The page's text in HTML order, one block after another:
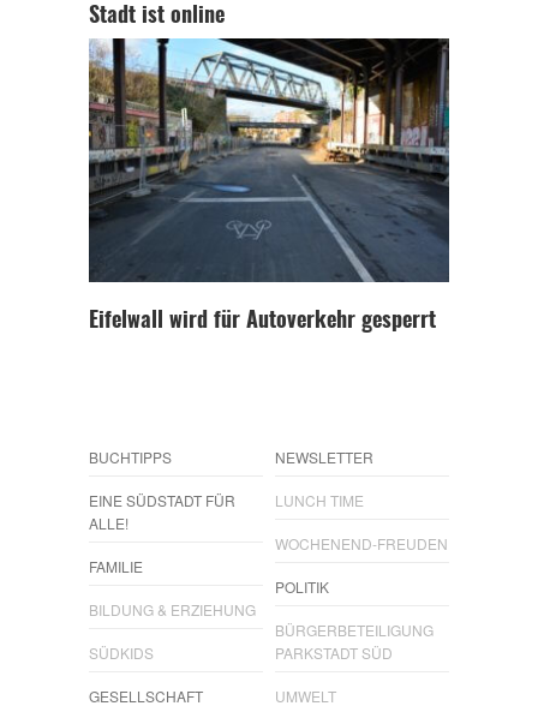
Stadt ist online
Eifelwall wird für Autoverkehr gesperrt
BUCHTIPPS
EINE SÜDSTADT FÜR
ALLE!
FAMILIE
BILDUNG & ERZIEHUNG
SÜDKIDS
GESELLSCHAFT
NEWSLETTER
LUNCH TIME
WOCHENEND-FREUDEN
POLITIK
BÜRGERBETEILIGUNG
PARKSTADT SÜD
UMWELT